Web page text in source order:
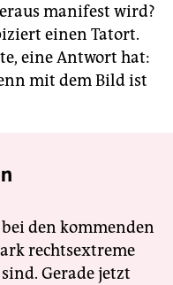
manifest wird?
einen Tatort.
eine Antwort hat:
mit dem Bild ist
den kommenden
rechtsextreme
Gerade jetzt